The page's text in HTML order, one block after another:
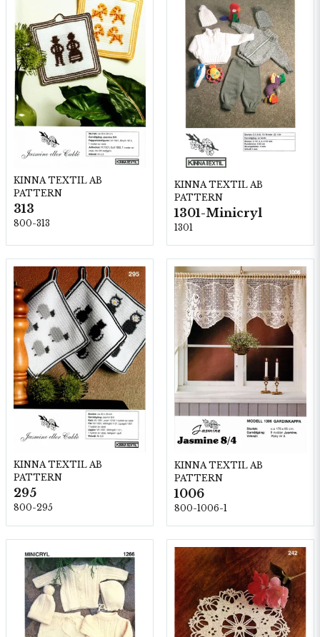
KINNA TEXTIL AB
PATTERN
313
800-313
KINNA TEXTIL AB
PATTERN
1301-Minicryl
1301
KINNA TEXTIL AB
PATTERN
295
800-295
KINNA TEXTIL AB
PATTERN
1006
800-1006-1